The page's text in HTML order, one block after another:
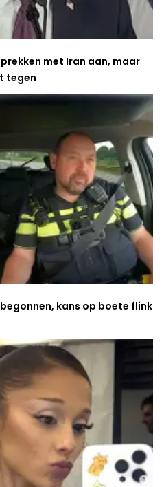
met Iran aan, maar
tegen
kans op boete flink